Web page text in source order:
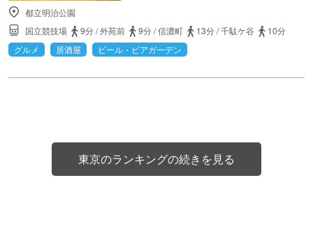
都立明治公園
国立競技場
9分/外苑前 9分/信濃町 13分/千駄ケ谷
10分
グルメ
居酒屋 ビール・ビアガーデン
東京のランキングの続きを見る